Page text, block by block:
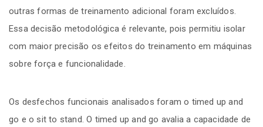
outras formas de treinamento adicional foram excluídos.
Essa decisão metodológica é relevante, pois permitiu isolar
com maior precisão os efeitos do treinamento em máquinas
sobre força e funcionalidade.
Os desfechos funcionais analisados foram o timed up and
go e o sit to stand. O timed up and go avalia a capacidade de